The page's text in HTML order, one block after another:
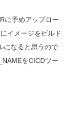
に予めアップロー
イメージをビルド
になると思うので
をCICDツー